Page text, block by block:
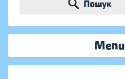
Пошук
Menu